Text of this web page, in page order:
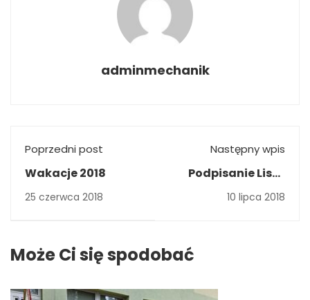
adminmechanik
Poprzedni post
Wakacje 2018
25 czerwca 2018
Następny wpis
Podpisanie Listu
intencyjnego
pomiędzy IVECO
Zawodowych nr 2
10 lipca 2018
Może Ci się spodobać